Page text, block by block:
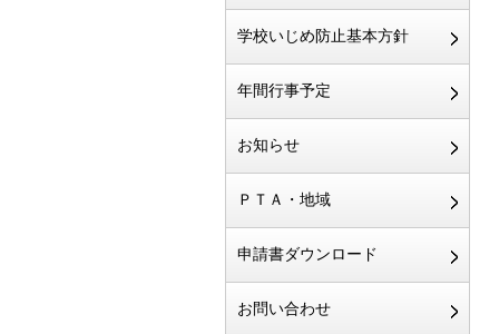
学校いじめ防止基本方針
年間行事予定
お知らせ
ＰＴＡ・地域
申請書ダウンロード
お問い合わせ